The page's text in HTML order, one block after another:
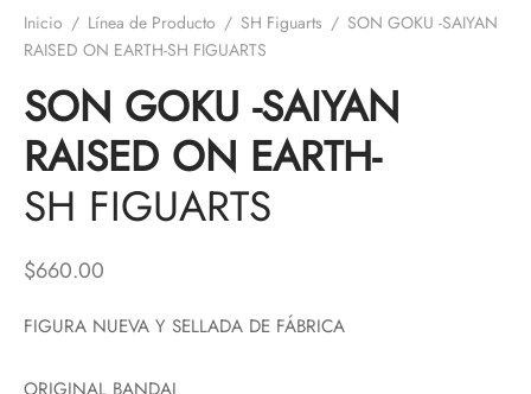
Inicio / Línea de Producto / SH Figuarts / SON GOKU -SAIYAN
RAISED ON EARTH-SH FIGUARTS
SON GOKU -SAIYAN
RAISED ON EARTH-
SH FIGUARTS
$660.00
FIGURA NUEVA Y SELLADA DE FÁBRICA